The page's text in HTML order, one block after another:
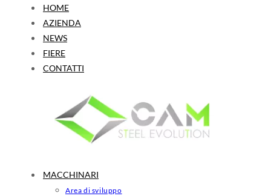
HOME
AZIENDA
NEWS
FIERE
CONTATTI
MACCHINARI
Area di sviluppo